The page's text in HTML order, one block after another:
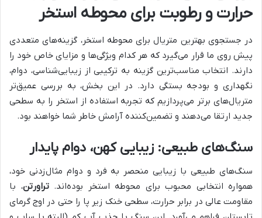
حرارت و رطوبت برای محوطه استخر
در جستجوی بهترین متریال برای محوطه استخر، گزینه‌های متعددی
پیش روی ما قرار می‌گیرد که هر کدام ویژگی‌ها و مزایای خاص خود را
دارند. انتخاب مناسب‌ترین گزینه به ترکیبی از زیبایی‌شناسی، دوام،
نگهداری و بودجه بستگی دارد. در این بخش، به بررسی عمیق‌تر
متریال‌های برتر می‌پردازیم که تجربه استفاده از استخر را به سطحی
جدید ارتقا می‌دهند و تضمین‌کننده آرامش خاطر شما خواهند بود.
سنگ‌های طبیعی: زیبایی کهن، دوام پایدار
سنگ‌های طبیعی با زیبایی منحصر به فرد و دوام مثال‌زدنی خود،
همواره انتخابی محبوب برای محوطه استخر بوده‌اند.تراورتن، با
مقاومت عالی در برابر حرارت، سطحی خنک زیر پا را حتی در اوج گرمای